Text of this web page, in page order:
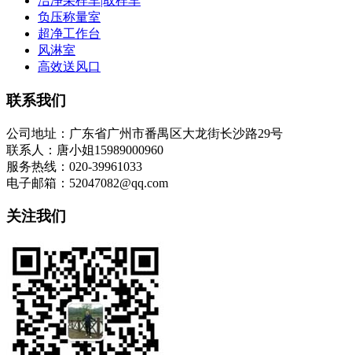
负压称量室
超净工作台
风淋室
高效送风口
联系我们
公司地址：广东省广州市番禺区大龙街长沙路29号
联系人：唐小姐15989000960
服务热线：020-39961033
电子邮箱：52047082@qq.com
关注我们